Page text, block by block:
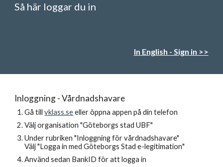
Så här loggar du in
In English - Sign in >>
Inloggning - Vårdnadshavare
Gå tillvklass.seeller öppna appen på din telefon
Välj organisation "Göteborgsstad UBF"
Under rubriken "Inloggning förvårdnadshavare"
Välj "Logga in med Göteborgs Stade-legitimation"
Använd sedan BankID för att logga in